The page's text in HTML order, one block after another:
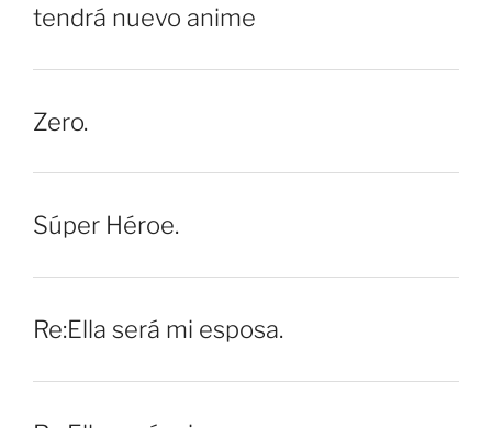
tendrá nuevo anime
Zero.
Súper Héroe.
Re:Ella será mi esposa.